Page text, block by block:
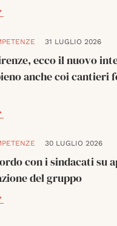
31 LUGLIO 2026
ecco il nuovo
anche coi cantieri
30 LUGLIO 2026
con i sindacati su
del gruppo